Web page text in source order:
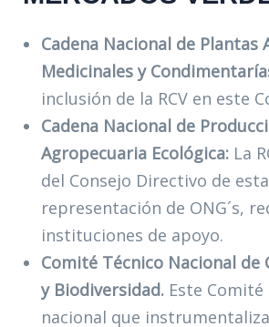
Cadena Nacional de Plantas
Medicinales y
inclusión de la RCV en este
Cadena Nacional de
Agropecuaria Ecológica: La
del Consejo Directivo de
representación de ONG´s,
instituciones de apoyo.
Comité Técnico Nacional
y Biodiversidad. Este
nacional que